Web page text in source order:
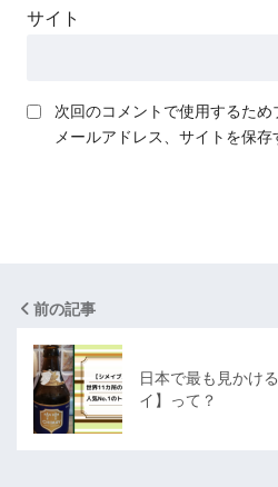
サイト
次回のコメントで使用するため
メールアドレス、サイトを保存
前の記事
日本で最も見かけ
イ】って？